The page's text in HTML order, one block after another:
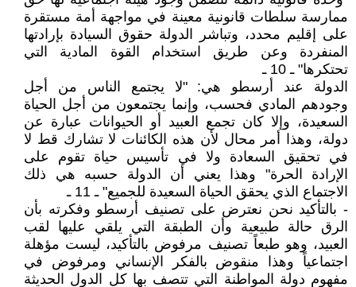
ممارسة سلطات قانونية معينة في مواجهة أمة مستقرة
على إقليم محدد، وتباشر الدولة حقوق السيادة بإرادتها
المنفردة وعن طريق استخدام القوة المادية التي
تحتكرها" ـ 10 ـ
الدولة عند أرسطو هي: "لا يجتمع الناس من أجل
وجودهم المادي فحسب، وإنما يجتمعون من أجل الحياة
السعيدة، وإلا كان تجمع العبيد أو الحيوانات عبارة عن
دولة، وهذا أمر محال لأن هذه الكائنات لا تشارك قط لا
في تحقيق السعادة ولا في تأسيس حياة تقوم على
الإرادة الحرة" وهذا يعني أن الدولة حسبه هي ذلك
الاجتماع الذي يحقق الحياة السعيدة للجميع" ـ 11 ـ
- بالتأكيد نحن نعترض على تصنيف أرسطو وفكرته بأن
الرق حالة طبيعية وأن الطبقة التي يلقي عليها لقب
العبيد، وهو طبعاً تصنيف مرفوض بالتأكيد، ليست مؤهلة
اجتماعياً وهذا منقوض بالفكر الإنساني ومرفوض في
مفهوم دولة المواطنة التي تتصف بها كل الدول الحديثة